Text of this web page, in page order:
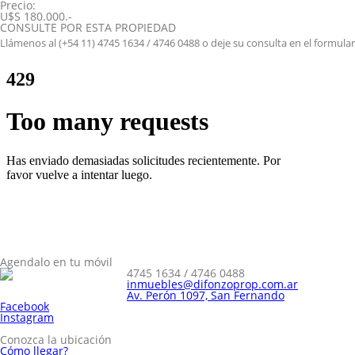
Precio:
U$S 180.000.-
CONSULTE POR ESTA PROPIEDAD
Llámenos al (+54 11) 4745 1634 / 4746 0488 o deje su consulta en el
Agendalo en tu móvil
4745 1634 / 4746 0488
inmuebles@difonzoprop.com.ar
Av. Perón 1097, San Fernando
Facebook
Instagram
Conozca la ubicación
Cómo llegar?